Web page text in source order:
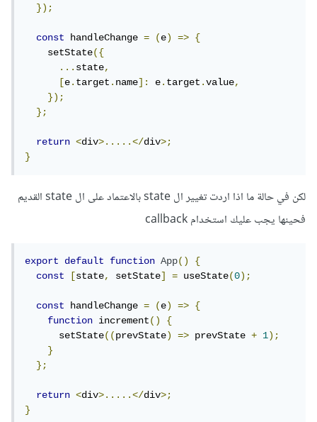
});
const handleChange = (e) =>
{
    setState
({
...state,
[e.target.name]: e.target.value,
});
};
return <div>.....</div>;
}
لكن في حالة ما اذا اردت تغيير ال state بالاعتماد على ال state القديم
فحينها يجب عليك استخدام callback
export default function App()
{
const
[state, setState] = useState(0);
const handleChange = (e) =>
{
function increment()
{
      setState
((prevState) => prevState + 1);
}
};
return <div>.....</div>;
}